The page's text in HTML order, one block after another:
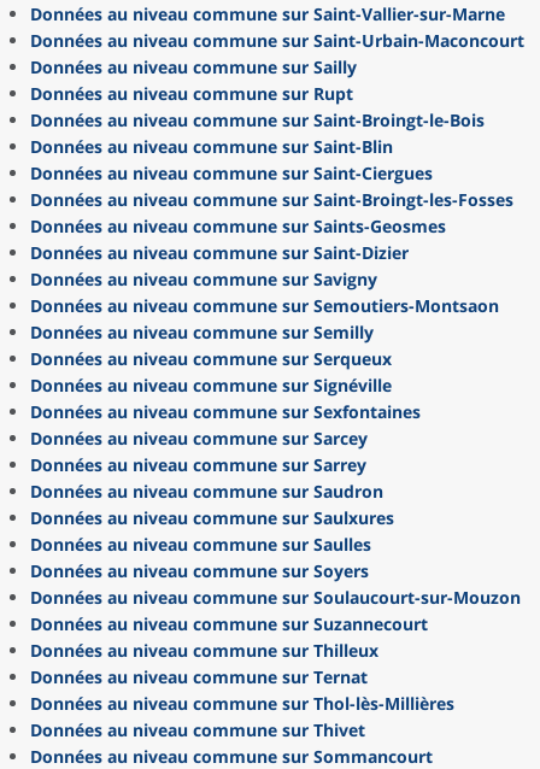
Données au niveau commune sur Saint-Vallier-sur-Marne
Données au niveau commune sur Saint-Urbain-Maconcourt
Données au niveau commune sur Sailly
Données au niveau commune sur Rupt
Données au niveau commune sur Saint-Broingt-le-Bois
Données au niveau commune sur Saint-Blin
Données au niveau commune sur Saint-Ciergues
Données au niveau commune sur Saint-Broingt-les-Fosses
Données au niveau commune sur Saints-Geosmes
Données au niveau commune sur Saint-Dizier
Données au niveau commune sur Savigny
Données au niveau commune sur Semoutiers-Montsaon
Données au niveau commune sur Semilly
Données au niveau commune sur Serqueux
Données au niveau commune sur Signéville
Données au niveau commune sur Sexfontaines
Données au niveau commune sur Sarcey
Données au niveau commune sur Sarrey
Données au niveau commune sur Saudron
Données au niveau commune sur Saulxures
Données au niveau commune sur Saulles
Données au niveau commune sur Soyers
Données au niveau commune sur Soulaucourt-sur-Mouzon
Données au niveau commune sur Suzannecourt
Données au niveau commune sur Thilleux
Données au niveau commune sur Ternat
Données au niveau commune sur Thol-lès-Millières
Données au niveau commune sur Thivet
Données au niveau commune sur Sommancourt